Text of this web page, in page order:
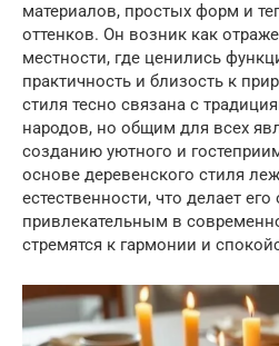
материалов, простых форм и
оттенков. Он возник как
местности, где ценились
практичность и близость к
стиля тесно связана с
народов, но общим для всех
созданию уютного и
основе деревенского стиля
естественности, что делает
привлекательным в
стремятся к гармонии и